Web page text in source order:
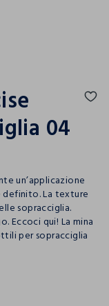
04
un’applicazione
definito. La texture
sopracciglia.
Eccoci qui! La mina
per sopracciglia